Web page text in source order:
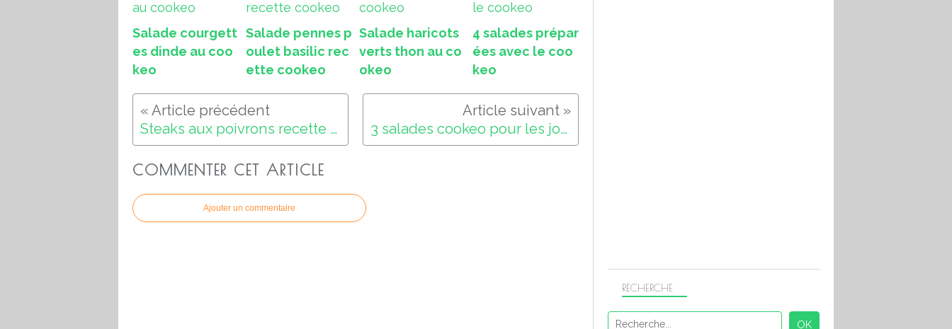
Salade courgett
es dinde au coo
keo
Salade pennes p
oulet basilic rec
ette cookeo
Salade haricots
verts thon au co
okeo
4 salades prépar
ées avec le coo
keo
Steaks aux poivrons recette cookeo 3 salades cookeo pour les jours chauds
COMMENTER CET ARTICLE
Ajouter un commentaire
RECHERCHE